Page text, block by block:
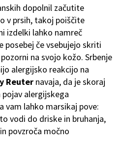
dopolnil začutite
v prsih, takoj poiščite
izdelki lahko namreč
posebej če vsebujejo skriti
na svojo kožo. Srbenje
alergijsko reakcijo na
Reuter navaja, da je skoraj
alergijskega
vam lahko marsikaj pove:
vodi do driske in bruhanja,
povzroča močno